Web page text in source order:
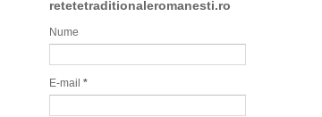
retetetraditionaleromanesti.ro
Nume
E-mail *